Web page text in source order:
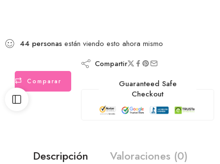
44 personas están viendo esto ahora mismo
Comparar
Compartir
Guaranteed Safe
Checkout
Descripción Valoraciones (0)